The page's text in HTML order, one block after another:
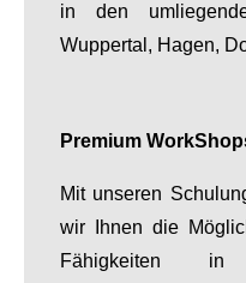
in den
Wuppertal, Hagen,
Premium
Mit unseren
wir Ihnen die
Fähigkeiten in